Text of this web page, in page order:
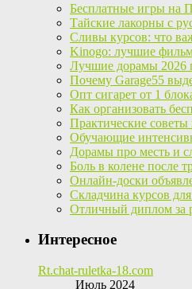
Бесплатные игры на
Тайские лакорны с
Сливы курсов: что
Kinogo: лучшие
Лучшие дорамы 2026
Почему Garage55
Опт сигарет от 1
Как организовать
Практические
Обучающие
Дорамы про месть и
Боль в колене после
Онлайн-доски
Складчина курсов
Отличный диплом за
Интересное
Rt.chat-ruletka-18.com
Июль 2024